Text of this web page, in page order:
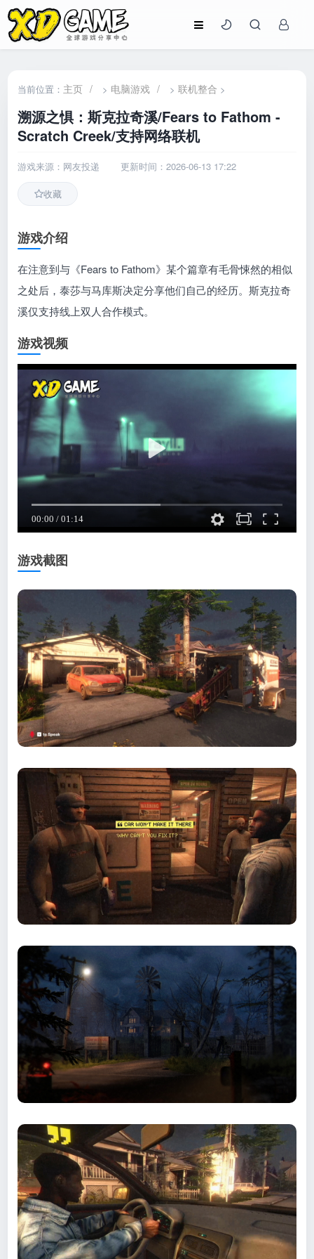
当前位置： 主页 / > 电脑游戏 / >联机整合 >
溯源之惧：斯克拉奇溪/Fears to Fathom -
Scratch Creek/支持网络联机
游戏来源：网友投递 更新时间：2026-06-13 17:22
收藏
游戏介绍
在注意到与《Fears to Fathom》某个篇章有毛骨悚然的相似
之处后，泰莎与马库斯决定分享他们自己的经历。斯克拉奇
溪仅支持线上双人合作模式。
游戏视频
游戏截图